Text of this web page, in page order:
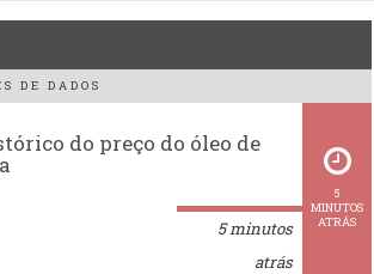
DE DADOS
do preço do óleo de
5 minutos
atrás
5
MINUTOS
ATRÁS